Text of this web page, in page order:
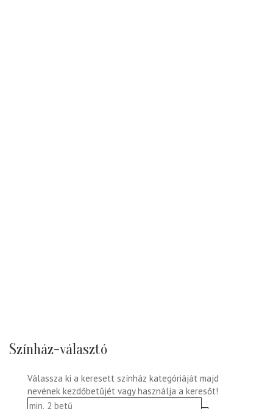
Színház-választó
Válassza ki a keresett színház kategóriáját majd
nevének kezdőbetűjét vagy használja a keresőt!